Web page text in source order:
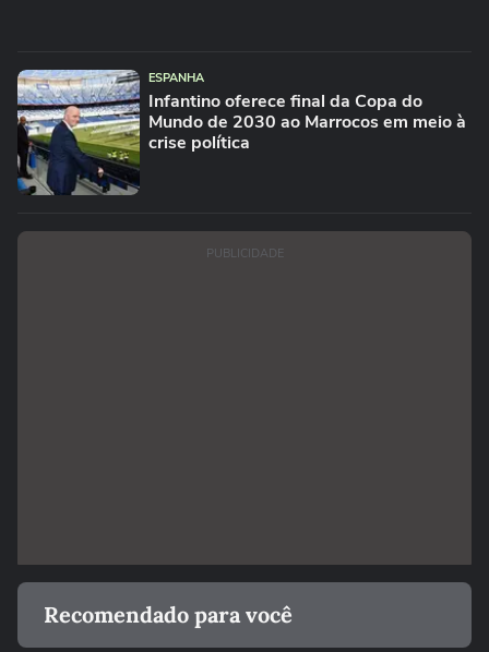
ESPANHA
Infantino oferece final da Copa do
Mundo de 2030 ao Marrocos em meio à
crise política
PUBLICIDADE
Recomendado para você